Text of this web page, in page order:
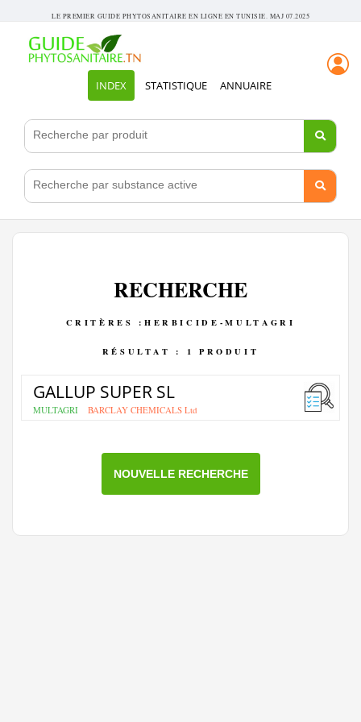
LE PREMIER GUIDE PHYTOSANITAIRE EN LIGNE EN TUNISIE. MAJ 07.2025
INDEX STATISTIQUE ANNUAIRE
RECHERCHE
CRITÈRES :HERBICIDE-MULTAGRI
RÉSULTAT : 1 PRODUIT
GALLUP SUPER SL
MULTAGRI BARCLAY CHEMICALS Ltd